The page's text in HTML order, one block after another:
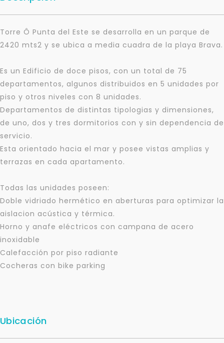
Torre Ô Punta del Este se desarrolla en un parque de
2420 mts2 y se ubica a media cuadra de la playa Brava.
Es un Edificio de doce pisos, con un total de 75
departamentos, algunos distribuidos en 5 unidades por
piso y otros niveles con 8 unidades.
Departamentos de distintas tipologias y dimensiones,
de uno, dos y tres dormitorios con y sin dependencia de
servicio.
Esta orientado hacia el mar y posee vistas amplias y
terrazas en cada apartamento.
Todas las unidades poseen:
Doble vidriado hermético en aberturas para optimizar la
aislacion acústica y térmica.
Horno y anafe eléctricos con campana de acero
inoxidable
Calefacción por piso radiante
Cocheras con bike parking
Ubicación